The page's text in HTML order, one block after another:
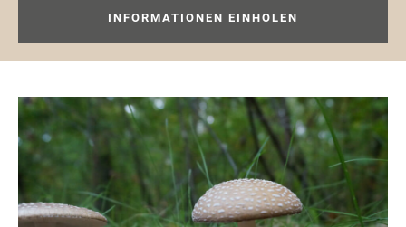
INFORMATIONEN EINHOLEN